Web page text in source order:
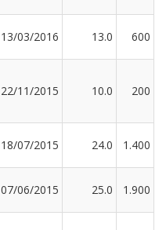
13/03/2016 13.0 600
22/11/2015 10.0 200
18/07/2015 24.0 1.400
07/06/2015 25.0 1.900